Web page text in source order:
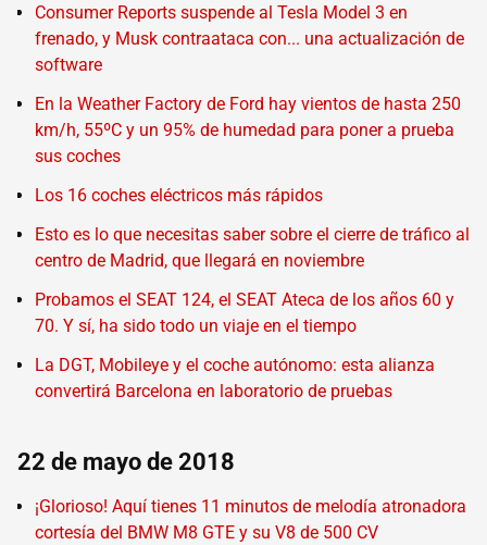
Consumer Reports suspende al Tesla Model 3 en
frenado, y Musk contraataca con... una actualización de
software
En la Weather Factory de Ford hay vientos de hasta 250
km/h, 55ºC y un 95% de humedad para poner a prueba
sus coches
Los 16 coches eléctricos más rápidos
Esto es lo que necesitas saber sobre el cierre de tráfico al
centro de Madrid, que llegará en noviembre
Probamos el SEAT 124, el SEAT Ateca de los años 60 y
70. Y sí, ha sido todo un viaje en el tiempo
La DGT, Mobileye y el coche autónomo: esta alianza
convertirá Barcelona en laboratorio de pruebas
22 de mayo de 2018
¡Glorioso! Aquí tienes 11 minutos de melodía atronadora
cortesía del BMW M8 GTE y su V8 de 500 CV